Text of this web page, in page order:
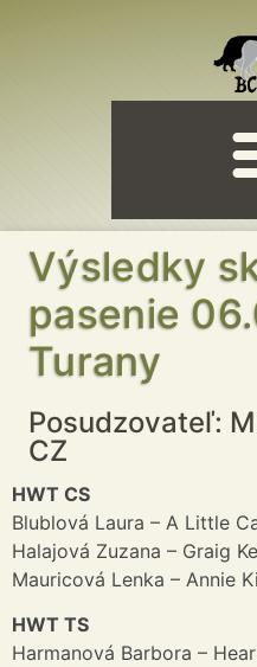
Výsledky
pasenie
Turany
Posudzovateľ:
CZ
HWT CS
Blublová Laura – A Little
Halajová Zuzana – Graig
Mauricová Lenka – Annie
HWT TS
Harmanová Barbora –